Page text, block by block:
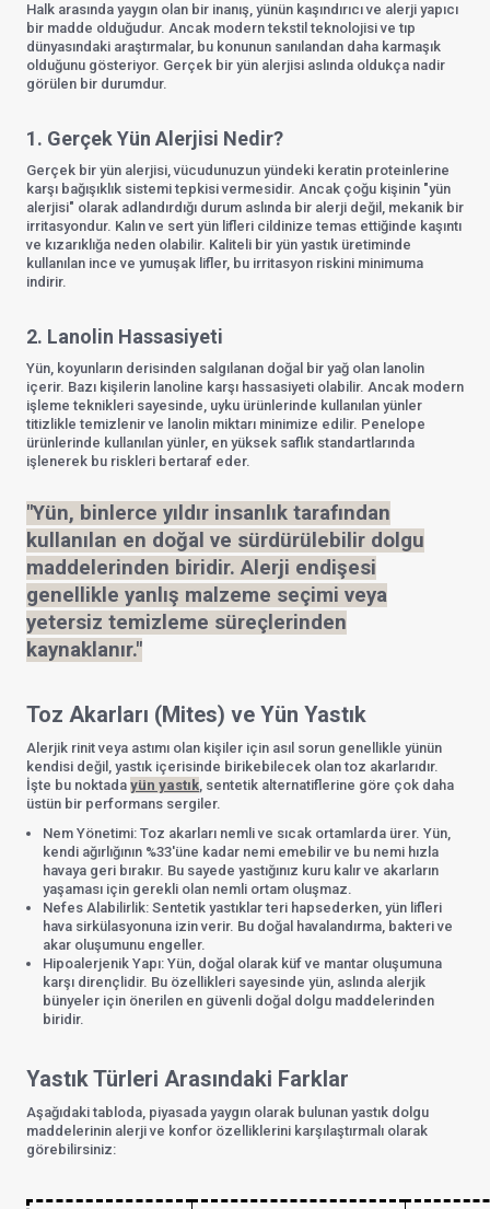
Halk arasında yaygın olan bir inanış, yünün kaşındırıcı ve alerji yapıcı
bir madde olduğudur. Ancak modern tekstil teknolojisi ve tıp
dünyasındaki araştırmalar, bu konunun sanılandan daha karmaşık
olduğunu gösteriyor. Gerçek bir yün alerjisi aslında oldukça nadir
görülen bir durumdur.
1. Gerçek Yün Alerjisi Nedir?
Gerçek bir yün alerjisi, vücudunuzun yündeki keratin proteinlerine
karşı bağışıklık sistemi tepkisi vermesidir. Ancak çoğu kişinin "yün
alerjisi" olarak adlandırdığı durum aslında bir alerji değil, mekanik bir
irritasyondur. Kalın ve sert yün lifleri cildinize temas ettiğinde kaşıntı
ve kızarıklığa neden olabilir. Kaliteli bir yün yastık üretiminde
kullanılan ince ve yumuşak lifler, bu irritasyon riskini minimuma
indirir.
2. Lanolin Hassasiyeti
Yün, koyunların derisinden salgılanan doğal bir yağ olan lanolin
içerir. Bazı kişilerin lanoline karşı hassasiyeti olabilir. Ancak modern
işleme teknikleri sayesinde, uyku ürünlerinde kullanılan yünler
titizlikle temizlenir ve lanolin miktarı minimize edilir. Penelope
ürünlerinde kullanılan yünler, en yüksek saflık standartlarında
işlenerek bu riskleri bertaraf eder.
"Yün, binlerce yıldır insanlık tarafından
kullanılan en doğal ve sürdürülebilir dolgu
maddelerinden biridir. Alerji endişesi
genellikle yanlış malzeme seçimi veya
yetersiz temizleme süreçlerinden
kaynaklanır."
Toz Akarları (Mites) ve Yün Yastık
Alerjik rinit veya astımı olan kişiler için asıl sorun genellikle yünün
kendisi değil, yastık içerisinde birikebilecek olan toz akarlarıdır.
İşte bu noktada yün yastık, sentetik alternatiflerine göre çok daha
üstün bir performans sergiler.
Nem Yönetimi: Toz akarları nemli ve sıcak ortamlarda ürer. Yün,
kendi ağırlığının %33'üne kadar nemi emebilir ve bu nemi hızla
havaya geri bırakır. Bu sayede yastığınız kuru kalır ve akarların
yaşaması için gerekli olan nemli ortam oluşmaz.
Nefes Alabilirlik: Sentetik yastıklar teri hapsederken, yün lifleri
hava sirkülasyonuna izin verir. Bu doğal havalandırma, bakteri ve
akar oluşumunu engeller.
Hipoalerjenik Yapı: Yün, doğal olarak küf ve mantar oluşumuna
karşı dirençlidir. Bu özellikleri sayesinde yün, aslında alerjik
bünyeler için önerilen en güvenli doğal dolgu maddelerinden
biridir.
Yastık Türleri Arasındaki Farklar
Aşağıdaki tabloda, piyasada yaygın olarak bulunan yastık dolgu
maddelerinin alerji ve konfor özelliklerini karşılaştırmalı olarak
görebilirsiniz: